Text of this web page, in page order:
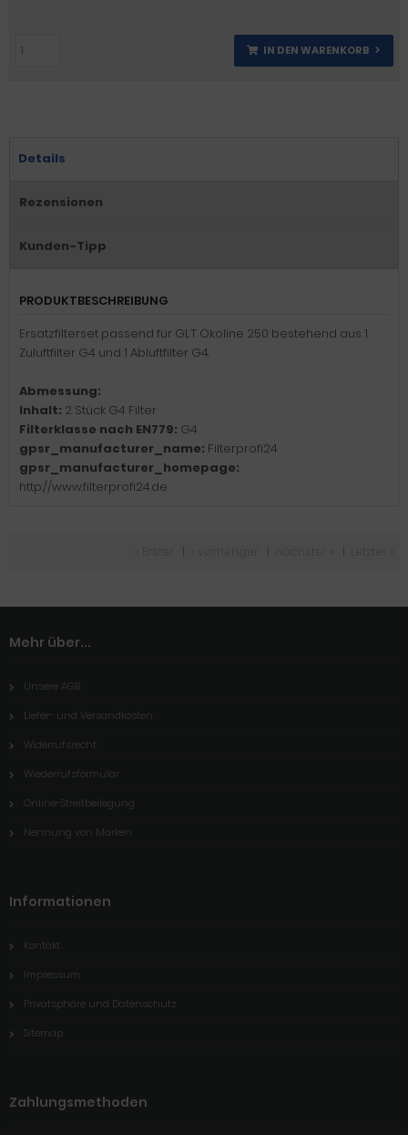
IN DEN WARENKORB
Details
Rezensionen
Kunden-Tipp
PRODUKTBESCHREIBUNG
Ersatzfilterset passend für GLT Ökoline 250 bestehend aus 1
Zuluftfilter G4 und 1 Abluftfilter G4.
Abmessung:
Inhalt: 2 Stück G4 Filter
Filterklasse nach EN779: G4
gpsr_manufacturer_name: Filterprofi24
gpsr_manufacturer_homepage:
http://www.filterprofi24.de
Mehr über...
Unsere AGB
Liefer- und Versandkosten
Widerrufsrecht
Wiederrufsformular
Online-Streitbeilegung
Nennung von Marken
Informationen
Kontakt
Impressum
Privatsphäre und Datenschutz
Sitemap
Zahlungsmethoden